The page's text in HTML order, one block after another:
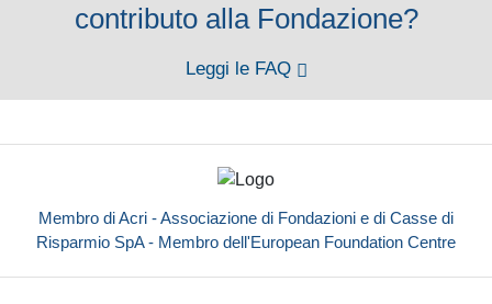
contributo alla Fondazione?
Leggi le FAQ
Membro di Acri - Associazione di Fondazioni e di Casse di
Risparmio SpA - Membro dell'European Foundation Centre